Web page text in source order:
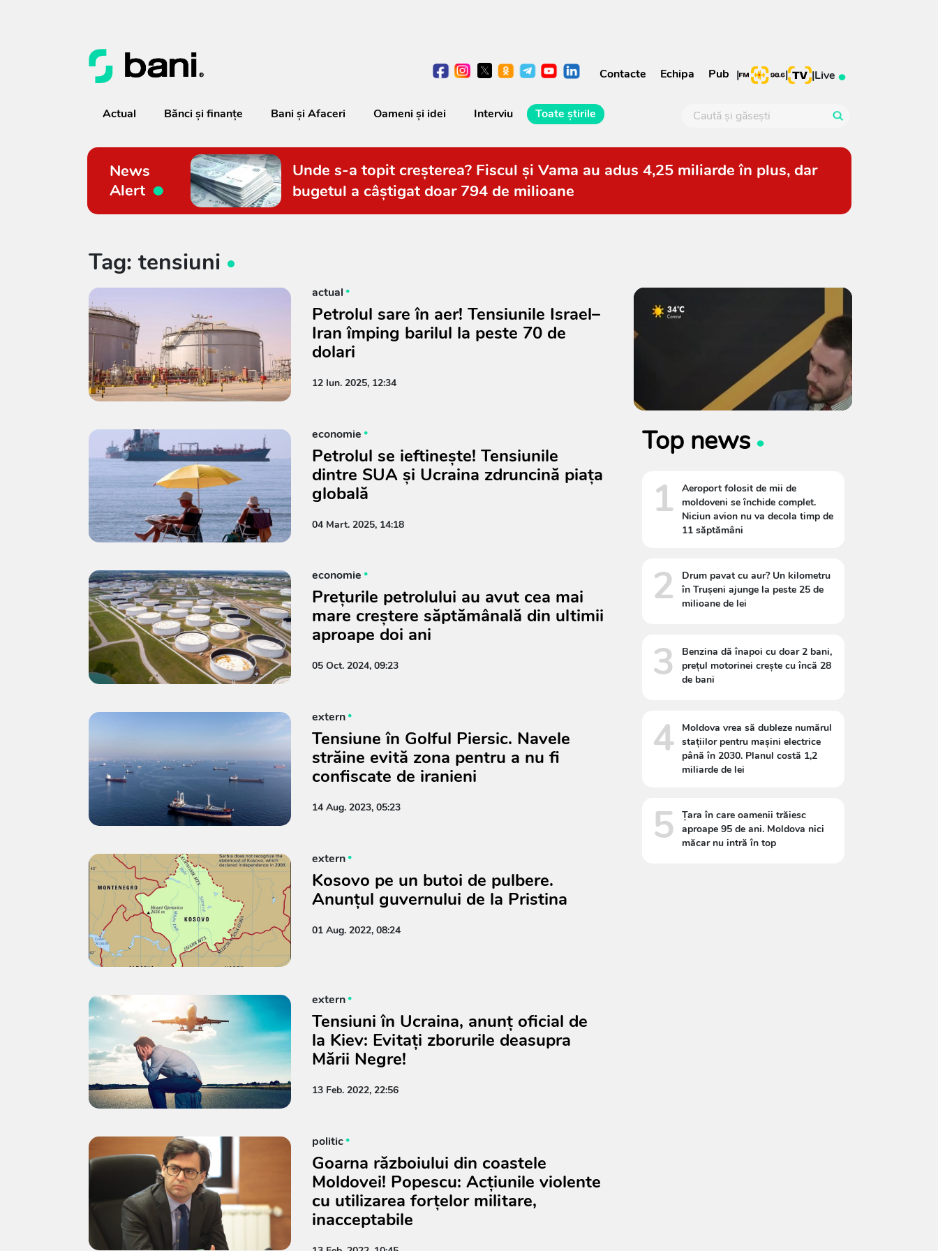
Contacte Echipa Pub | | |Live
Actual Bănci şi finanţe Bani și Afaceri Oameni şi idei Interviu Toate știrile
News
Alert
Unde s-a topit creșterea? Fiscul și Vama au adus 4,25 miliarde în plus, dar
bugetul a câștigat doar 794 de milioane
Tag: tensiuni
actual
Petrolul sare în aer! Tensiunile Israel–
Iran împing barilul la peste 70 de
dolari
12 Iun. 2025, 12:34
economie
Petrolul se ieftinește! Tensiunile
dintre SUA și Ucraina zdruncină piața
globală
04 Mart. 2025, 14:18
economie
Prețurile petrolului au avut cea mai
mare creștere săptămânală din ultimii
aproape doi ani
05 Oct. 2024, 09:23
extern
Tensiune în Golful Piersic. Navele
străine evită zona pentru a nu fi
confiscate de iranieni
14 Aug. 2023, 05:23
extern
Kosovo pe un butoi de pulbere.
Anunţul guvernului de la Pristina
01 Aug. 2022, 08:24
extern
Tensiuni în Ucraina, anunț oficial de
la Kiev: Evitați zborurile deasupra
Mării Negre!
13 Feb. 2022, 22:56
politic
Goarna războiului din coastele
Moldovei! Popescu: Acțiunile violente
cu utilizarea forțelor militare,
inacceptabile
Top news
1
Aeroport folosit de mii de
moldoveni se închide complet.
Niciun avion nu va decola timp de
11 săptămâni
2
Drum pavat cu aur? Un kilometru
în Trușeni ajunge la peste 25 de
milioane de lei
3
Benzina dă înapoi cu doar 2 bani,
prețul motorinei crește cu încă 28
de bani
4
Moldova vrea să dubleze numărul
stațiilor pentru mașini electrice
până în 2030. Planul costă 1,2
miliarde de lei
5
Țara în care oamenii trăiesc
aproape 95 de ani. Moldova nici
măcar nu intră în top